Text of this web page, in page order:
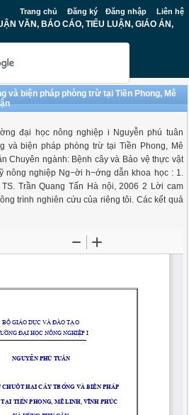
Trang chủ Đăng ký Đăng nhập Liên hệ
VĂN, BÁO CÁO, TIỂU LUẬN, GIÁO ÁN,
và biện pháp phòng trừ tại Tiền Phong, Mê
đại học nông nghiệp i Nguyễn phú tuân
và biện pháp phòng trừ tại Tiền Phong, Mê
Chuyên ngành: Bệnh cây và Bảo vệ thực vật
nghiệp Ng−ời h−ớng dẫn khoa học : 1.
Trần Quang Tấn Hà nội, 2006 2 Lời cam
trình nghiên cứu của riêng tôi. Các kết quả